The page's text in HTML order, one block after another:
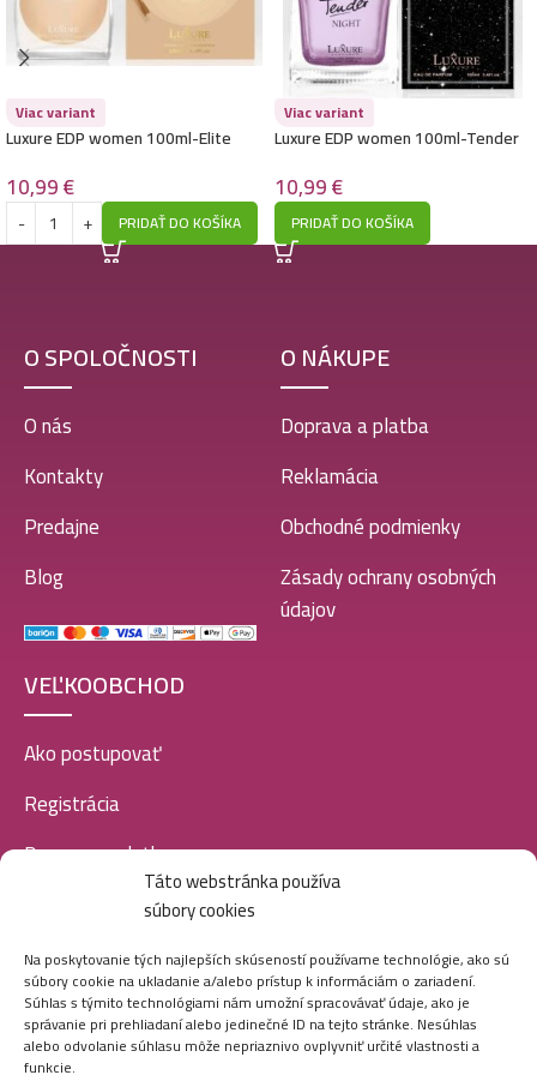
Táto webstránka používa
súbory cookies
Na poskytovanie tých najlepších skúseností používame technológie, ako sú
súbory cookie na ukladanie a/alebo prístup k informáciám o zariadení.
Súhlas s týmito technológiami nám umožní spracovávať údaje, ako je
správanie pri prehliadaní alebo jedinečné ID na tejto stránke. Nesúhlas
alebo odvolanie súhlasu môže nepriaznivo ovplyvniť určité vlastnosti a
funkcie.
Luxure EDP women 100ml-Like me – (Giorgio Armani
10,99
Luxure EDP women 100ml-Vestito Brillar Cristal –
(Versace – Bright Crystal) – P1014
10,99€
Luxure EDP women 100ml-Cool Glam in Red –
10,99
Luxure EDP women 100ml-Charisma – (Dolce &
Gabbana – Devotion) – P1022
10,99
Luxure EDP women 100ml-Dolce Bianco – (Giardini
Di Toscana – Bianco Latte) – P1039
10,99€
Luxure EDP women 100ml-Sunblush – (Chanel –
Chance Eau Splendide) – P1021
Luxure EDP women 100ml-Velvet Vanilla – (Kayali –
Vanilla 28) – P1033
10,99
Viac variant
Luxure EDP women 100ml-Elite
P1031
10,99€
PRIDAŤ DO KOŠÍKA
Viac variant
Luxure EDP women 100ml-Tender
– P1017
10,99€
PRIDAŤ DO KOŠÍKA
O SPOLOČNOSTI
O nás
Kontakty
Predajne
Blog
O NÁKUPE
Doprava a platba
Reklamácia
Obchodné podmienky
Zásady ochrany osobných
údajov
VEĽKOOBCHOD
Ako postupovať
Registrácia
Doprava a platba
SOCIÁLNE SIETE